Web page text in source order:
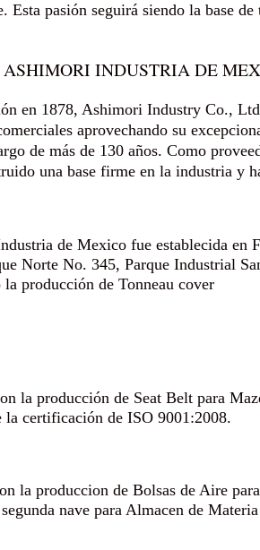
Esta pasión seguirá siendo la base
INDUSTRIA DE
en 1878, Ashimori Industry Co.,
aprovechando su
de más de 130 años. Como
una base firme en la industria y
de Mexico fue establecida en
Norte No. 345, Parque Industrial
producción de Tonneau cover
la producción de Seat Belt para
certificación de ISO 9001:2008.
la produccion de Bolsas de Aire
nave para Almacen de